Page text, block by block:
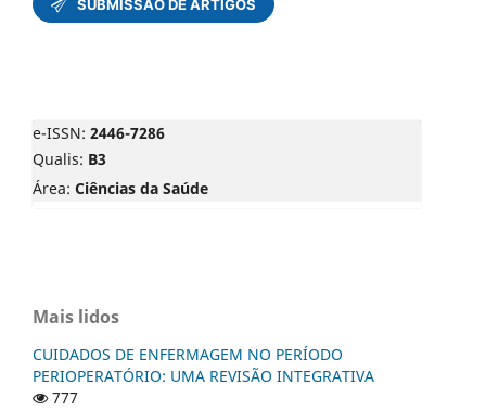
e-ISSN: 2446-7286
Qualis: B3
Área: Ciências da Saúde
Mais lidos
CUIDADOS DE ENFERMAGEM NO PERÍODO
PERIOPERATÓRIO: UMA REVISÃO INTEGRATIVA
777